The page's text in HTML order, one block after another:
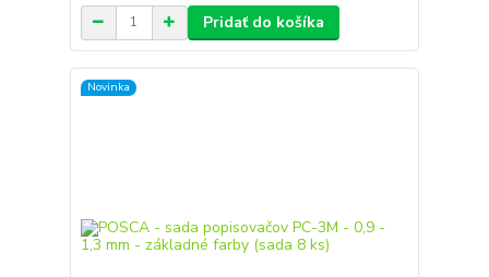
Pridať do košíka
Novinka